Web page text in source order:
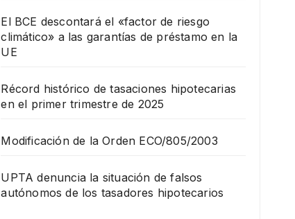
El BCE descontará el «factor de riesgo
climático» a las garantías de préstamo en la
UE
Récord histórico de tasaciones hipotecarias
en el primer trimestre de 2025
Modificación de la Orden ECO/805/2003
UPTA denuncia la situación de falsos
autónomos de los tasadores hipotecarios